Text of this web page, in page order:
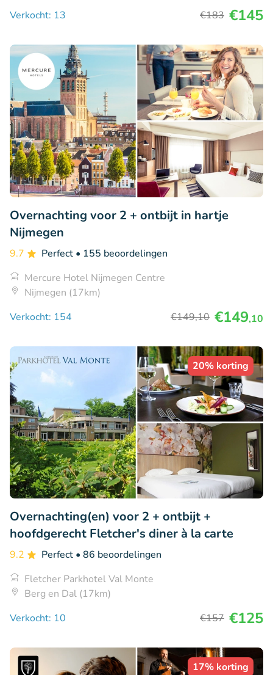
Verkocht: 13
€183 €145
Overnachting voor 2 + ontbijt in hartje
Nijmegen
9.7 Perfect • 155 beoordelingen
Mercure Hotel Nijmegen Centre
Nijmegen (17km)
Verkocht: 154
€149,10 €149,10
20% korting
Overnachting(en) voor 2 + ontbijt +
hoofdgerecht Fletcher's diner à la carte
9.2 Perfect • 86 beoordelingen
Fletcher Parkhotel Val Monte
Berg en Dal (17km)
Verkocht: 10
€157 €125
17% korting